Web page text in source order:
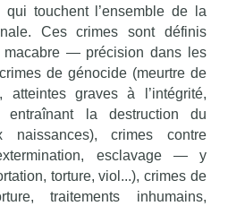
touchent l’ensemble de la
Ces crimes sont définis
— précision dans les
de génocide (meurtre de
atteintes graves à l’intégrité,
entraînant la destruction du
naissances), crimes contre
esclavage — y
torture, viol...), crimes de
traitements inhumains,